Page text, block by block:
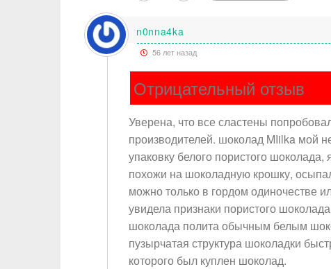
n0nna4ka
56 лет назад
Отрицательный отзыв
Уверена, что все сластены
производителей. шоколад MIilka
упаковку белого пористого
похожи на шоколадную крошку,
можно только в гордом одиночестве
увидела признаки пористого
шоколада полита обычным белым
пузырчатая структура шоколадки
которого был куплен шоколад.
Ваше имя
Тема
Тип